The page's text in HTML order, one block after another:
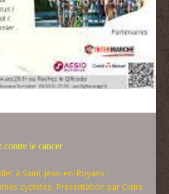
contre le cancer
à Saint-Jean-en-Royans :
cyclistes. Présentation par Claire